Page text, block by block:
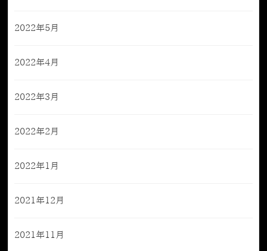
2022年5月
2022年4月
2022年3月
2022年2月
2022年1月
2021年12月
2021年11月